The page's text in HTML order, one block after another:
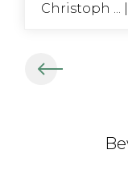
Christoph ...